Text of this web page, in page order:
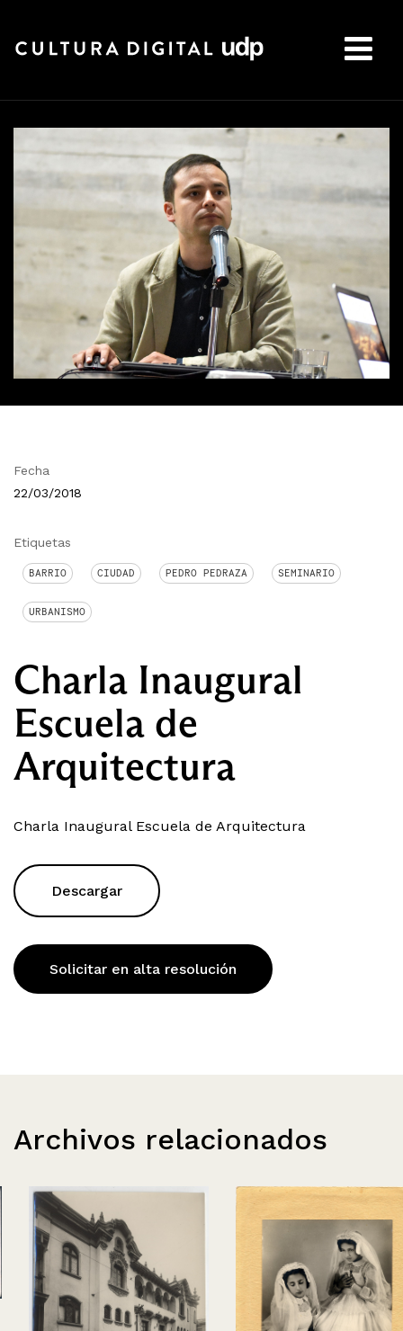
Fecha
22/03/2018
Etiquetas
BARRIO CIUDAD PEDRO PEDRAZA SEMINARIO
URBANISMO
Charla Inaugural
Escuela de
Arquitectura
Charla Inaugural Escuela de Arquitectura
Descargar
Solicitar en alta resolución
Archivos relacionados